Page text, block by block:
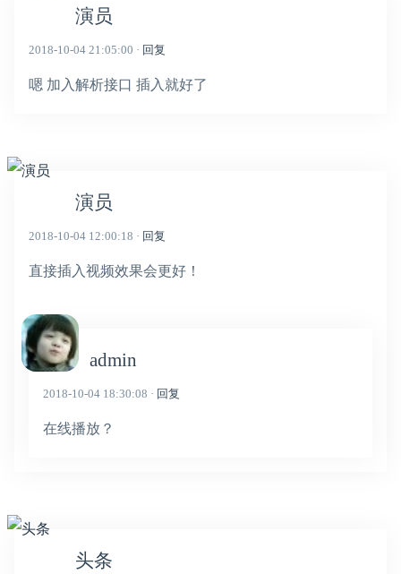
演员
2018-10-04 21:05:00 · 回复
嗯 加入解析接口 插入就好了
演员
2018-10-04 12:00:18 · 回复
直接插入视频效果会更好！
admin
2018-10-04 18:30:08 · 回复
在线播放？
头条